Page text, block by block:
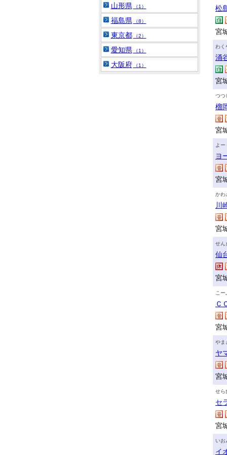
松
宮
わく
涌
宮
つつ
榴
宮
よ
ヨ
宮
かわ
川
宮
せん
仙
宮
こ
Ｃ
宮
やま
ヤ
宮
せら
セ
宮
いお
イ
山形県 （1）
福島県 （8）
東京都 （2）
愛知県 （1）
大阪府 （1）